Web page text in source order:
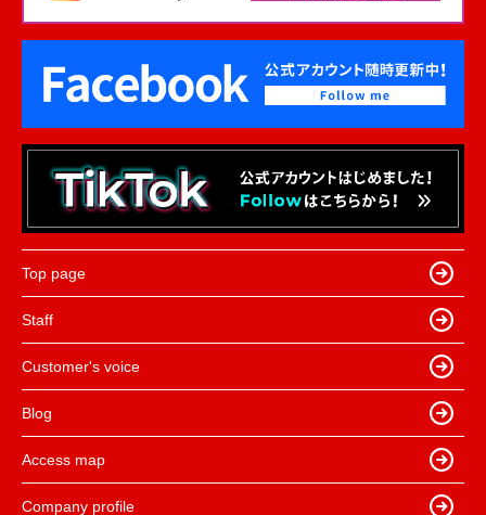
Top page
Staff
Customer's voice
Blog
Access map
Company profile